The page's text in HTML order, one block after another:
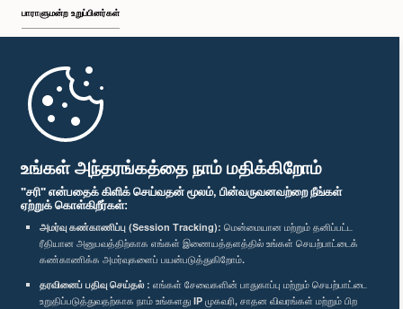
உங்கள் அந்தரங்கத்தை நாம் மதிக்கிறோம்
"சரி" என்பதைக் கிளிக் செய்வதன் மூலம், பின்வருவனவற்றை நீங்கள்
ஏற்றுக் கொள்கிறீர்கள்:
அமர்வு கண்காணிப்பு (Session Tracking): மென்மையான மற்றும் தனிப்பட்ட
ரீதியான அனுபவத்திற்காக எங்கள் இணையத்தளத்தில் உங்கள் செயற்பாட்டைக்
கண்காணிக்க அமர்வுகளைப் பயன்படுத்துகிறோம்.
தரவினைப் பதிவு செய்தல் : எங்கள் சேவைகளின் பாதுகாப்பு மற்றும் செயற்பாட்டை
உறுதிப்படுத்துவதற்காக நாம் உங்களது IP முகவரி, சாதன விவரங்கள் மற்றும் பிற
பாராளுமன்ற உறுப்பினர்கள்
முதற்பக்கம்
பாராளுமன்ற கையடக்க செயலி
எம்மை பின்தொடர்க :
விருதுகள்